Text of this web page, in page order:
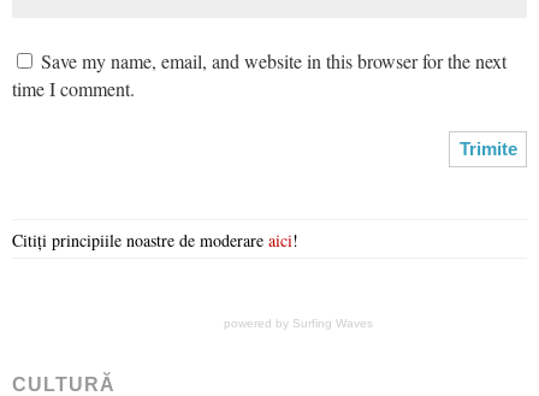
Save my name, email, and website in this browser for the next
time I comment.
Citiți principiile noastre de moderare aici!
powered by Surfing Waves
CULTURĂ